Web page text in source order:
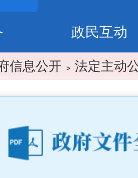
政民互动
信息公开 > 法定主动